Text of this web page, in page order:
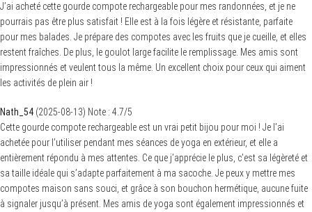
J’ai acheté cette gourde compote rechargeable pour mes randonnées, et je ne
pourrais pas être plus satisfait ! Elle est à la fois légère et résistante, parfaite
pour mes balades. Je prépare des compotes avec les fruits que je cueille, et elles
restent fraîches. De plus, le goulot large facilite le remplissage. Mes amis sont
impressionnés et veulent tous la même. Un excellent choix pour ceux qui aiment
les activités de plein air !
Nath_54 (2025-08-13) Note : 4.7/5
Cette gourde compote rechargeable est un vrai petit bijou pour moi ! Je l’ai
achetée pour l’utiliser pendant mes séances de yoga en extérieur, et elle a
entièrement répondu à mes attentes. Ce que j’apprécie le plus, c’est sa légèreté et
sa taille idéale qui s’adapte parfaitement à ma sacoche. Je peux y mettre mes
compotes maison sans souci, et grâce à son bouchon hermétique, aucune fuite
à signaler jusqu’à présent. Mes amis de yoga sont également impressionnés et